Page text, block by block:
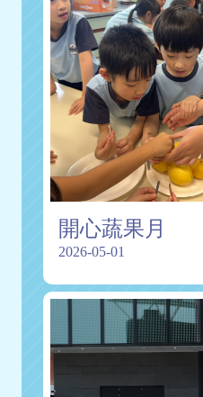
開心蔬果月
2026-05-01